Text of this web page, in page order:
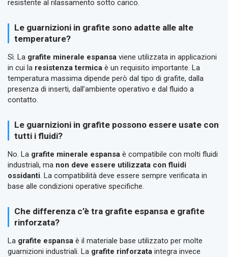
resistente al rilassamento sotto carico.
Le guarnizioni in grafite sono adatte alle alte
temperature?
Sì. La grafite minerale espansa viene utilizzata in applicazioni
in cui la resistenza termica è un requisito importante. La
temperatura massima dipende però dal tipo di grafite, dalla
presenza di inserti, dall’ambiente operativo e dal fluido a
contatto.
Le guarnizioni in grafite possono essere usate con
tutti i fluidi?
No. La grafite minerale espansa è compatibile con molti fluidi
industriali, ma non deve essere utilizzata con fluidi
ossidanti. La compatibilità deve essere sempre verificata in
base alle condizioni operative specifiche.
Che differenza c’è tra grafite espansa e grafite
rinforzata?
La grafite espansa è il materiale base utilizzato per molte
guarnizioni industriali. La grafite rinforzata integra invece